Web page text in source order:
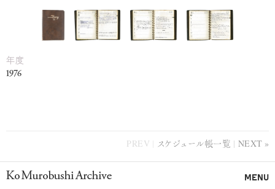
年度
1976
PREV スケジュール帳一覧 NEXT
MENU